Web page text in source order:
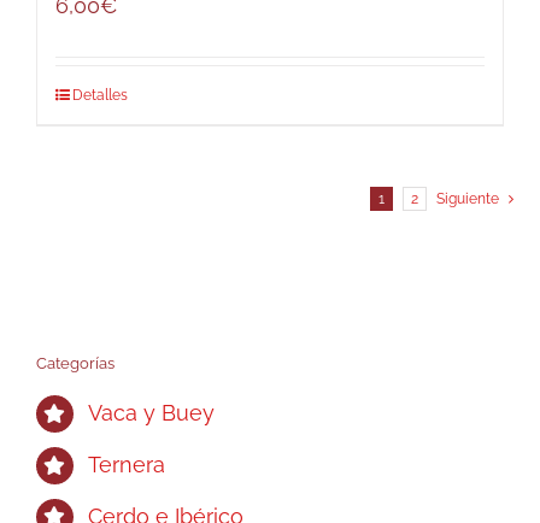
6,00€
Detalles
1 2 Siguiente
Categorías
Vaca y Buey
Ternera
Cerdo e Ibérico